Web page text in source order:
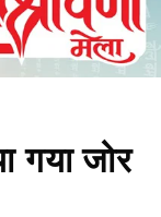
गया जोर